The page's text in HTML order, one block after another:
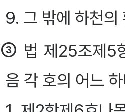
9. 그 밖에 하천의
③ 법 제25조제5
음 각 호의 어느